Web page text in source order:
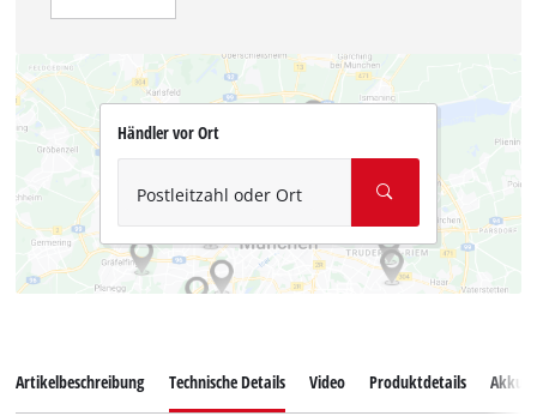
Händler vor Ort
Postleitzahl oder Ort
Artikelbeschreibung Technische Details Video Produktdetails